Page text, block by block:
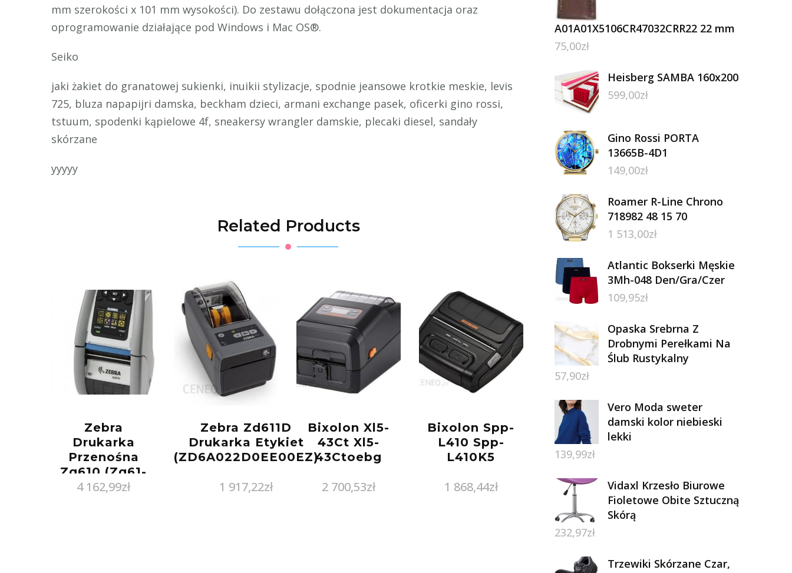
mm szerokości x 101 mm wysokości). Do zestawu dołączona jest dokumentacja oraz
oprogramowanie działające pod Windows i Mac OS®.
Seiko
jaki żakiet do granatowej sukienki, inuikii stylizacje, spodnie jeansowe krotkie meskie, levis
725, bluza napapijri damska, beckham dzieci, armani exchange pasek, oficerki gino rossi,
tstuum, spodenki kąpielowe 4f, sneakersy wrangler damskie, plecaki diesel, sandały
skórzane
yyyyy
Related Products
Zebra
Drukarka
Przenośna
Zq610 (Zq61-
Huwae00-00)
4 162,99zł
Zebra Zd611D
Drukarka Etykiet
(ZD6A022D0EE00EZ)
1 917,22zł
Bixolon Xl5-
43Ct Xl5-
43Ctoebg
2 700,53zł
Bixolon Spp-
L410 Spp-
L410K5
1 868,44zł
A01A01X5106CR47032CRR22 22 mm
75,00zł
Heisberg SAMBA 160x200
599,00zł
Gino Rossi PORTA
13665B-4D1
149,00zł
Roamer R-Line Chrono
718982 48 15 70
1 513,00zł
Atlantic Bokserki Męskie
3Mh-048 Den/Gra/Czer
109,95zł
Opaska Srebrna Z
Drobnymi Perełkami Na
Ślub Rustykalny
57,90zł
Vero Moda sweter
damski kolor niebieski
lekki
139,99zł
Vidaxl Krzesło Biurowe
Fioletowe Obite Sztuczną
Skórą
232,97zł
Trzewiki Skórzane Czar,